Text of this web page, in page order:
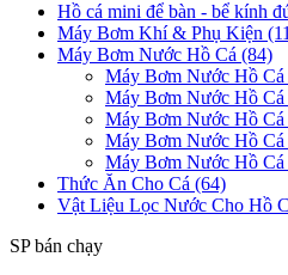
Hồ cá mini để bàn - bể kính
Máy Bơm Khí & Phụ Kiện
Máy Bơm Nước Hồ Cá (84)
Máy Bơm Nước Hồ Cá
Máy Bơm Nước Hồ
Máy Bơm Nước Hồ
Máy Bơm Nước Hồ Cá
Máy Bơm Nước Hồ Cá
Thức Ăn Cho Cá (64)
Vật Liệu Lọc Nước Cho Hồ
SP bán chạy